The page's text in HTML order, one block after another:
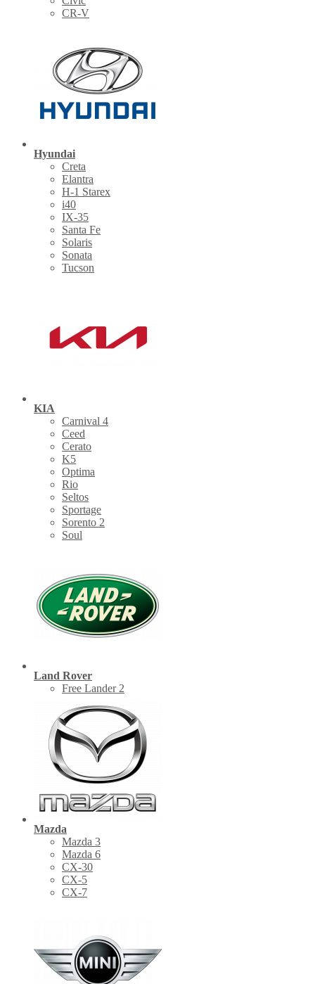
CR-V
Hyundai
Creta
Elantra
H-1 Starex
i40
IX-35
Santa Fe
Solaris
Sonata
Tucson
KIA
Carnival 4
Ceed
Cerato
K5
Optima
Rio
Seltos
Sportage
Sorento 2
Soul
Land Rover
Free Lander 2
Mazda
Mazda 3
Mazda 6
CX-30
СХ-5
CX-7